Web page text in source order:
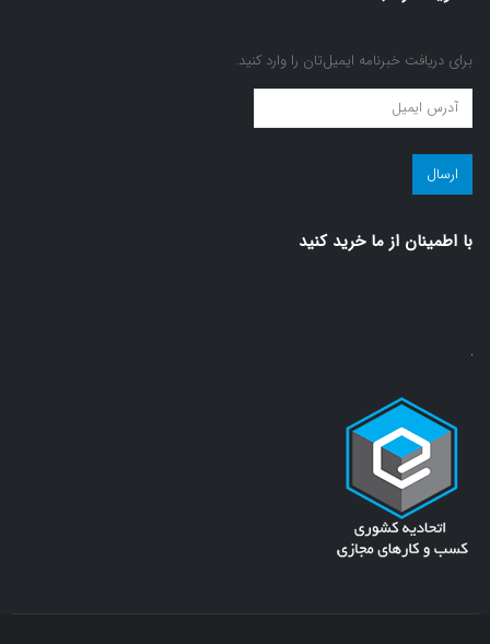
برای دریافت خبرنامه ایمیل‌تان را وارد کنید.
عضویت
در
مجله
سلامت!
با اطمينان از ما خريد كنيد